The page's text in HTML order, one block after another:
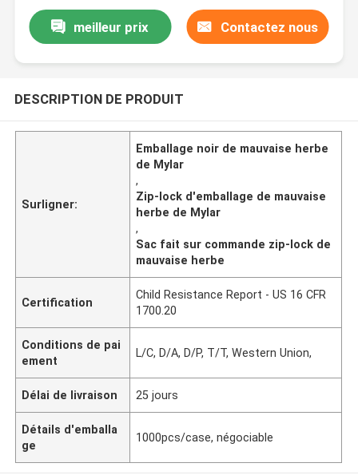
meilleur prix Contactez nous
DESCRIPTION DE PRODUIT
Surligner:
Emballage noir de mauvaise herbe
de Mylar
,
Zip-lock d'emballage de mauvaise
herbe de Mylar
,
Sac fait sur commande zip-lock de
mauvaise herbe
Certification
Child Resistance Report - US 16 CFR
1700.20
Conditions de pai
ement
L/C, D/A, D/P, T/T, Western Union,
Délai de livraison 25 jours
Détails d'emballa
ge
1000pcs/case, négociable